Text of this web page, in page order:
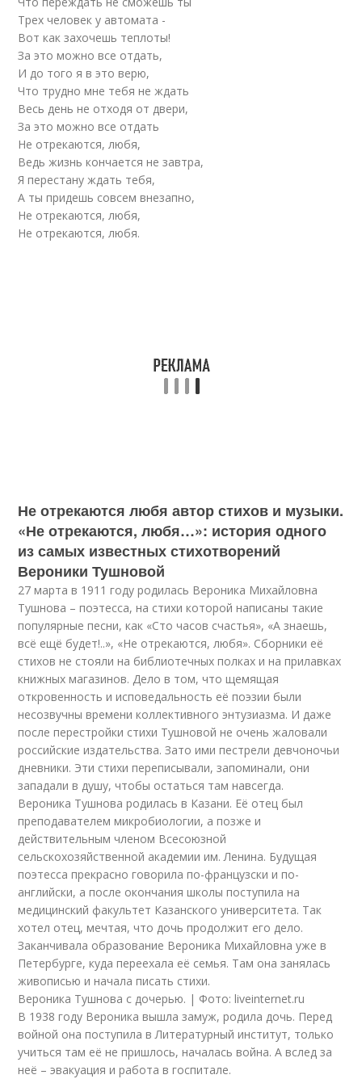
Трех человек у автомата -
Вот как захочешь теплоты!
За это можно все отдать,
И до того я в это верю,
Что трудно мне тебя не ждать
Весь день не отходя от двери,
За это можно все отдать
Не отрекаются, любя,
Ведь жизнь кончается не завтра,
Я перестану ждать тебя,
А ты придешь совсем внезапно,
Не отрекаются, любя,
Не отрекаются, любя.
Не отрекаются любя автор стихов и музыки.
«Не отрекаются, любя…»: история одного
из самых известных стихотворений
Вероники Тушновой
27 марта в 1911 году родилась Вероника Михайловна
Тушнова – поэтесса, на стихи которой написаны такие
популярные песни, как «Сто часов счастья», «А знаешь,
всё ещё будет!..», «Не отрекаются, любя». Сборники её
стихов не стояли на библиотечных полках и на прилавках
книжных магазинов. Дело в том, что щемящая
откровенность и исповедальность её поэзии были
несозвучны времени коллективного энтузиазма. И даже
после перестройки стихи Тушновой не очень жаловали
российские издательства. Зато ими пестрели девчоночьи
дневники. Эти стихи переписывали, запоминали, они
западали в душу, чтобы остаться там навсегда.
Вероника Тушнова родилась в Казани. Её отец был
преподавателем микробиологии, а позже и
действительным членом Всесоюзной
сельскохозяйственной академии им. Ленина. Будущая
поэтесса прекрасно говорила по-французски и по-
английски, а после окончания школы поступила на
медицинский факультет Казанского университета. Так
хотел отец, мечтая, что дочь продолжит его дело.
Заканчивала образование Вероника Михайловна уже в
Петербурге, куда переехала её семья. Там она занялась
живописью и начала писать стихи.
Вероника Тушнова с дочерью. | Фото: liveinternet.ru
В 1938 году Вероника вышла замуж, родила дочь. Перед
войной она поступила в Литературный институт, только
учиться там её не пришлось, началась война. А вслед за
неё – эвакуация и работа в госпитале.